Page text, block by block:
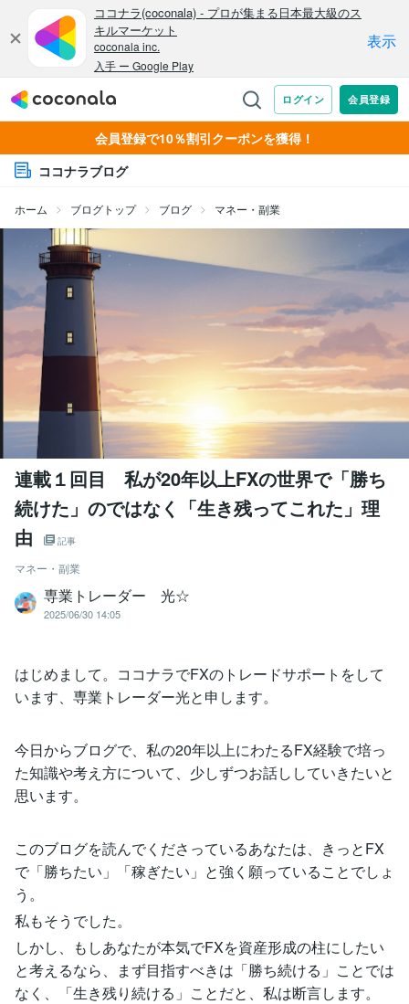
会員登録で10％割引クーポンを獲得！
ココナラブログ
ホーム ブログトップ ブログ マネー・副業
連載１回目 私が20年以上FXの世界で「勝ち
続けた」のではなく「生き残ってこれた」理
由
記事
マネー・副業
専業トレーダー 光☆
2025/06/30 14:05
はじめまして。ココナラでFXのトレードサポートをして
います、専業トレーダー光と申します。
今日からブログで、私の20年以上にわたるFX経験で培っ
た知識や考え方について、少しずつお話ししていきたいと
思います。
このブログを読んでくださっているあなたは、きっとFX
で「勝ちたい」「稼ぎたい」と強く願っていることでしょ
う。
私もそうでした。
しかし、もしあなたが本気でFXを資産形成の柱にしたい
と考えるなら、まず目指すべきは「勝ち続ける」ことでは
なく、「生き残り続ける」ことだと、私は断言します。